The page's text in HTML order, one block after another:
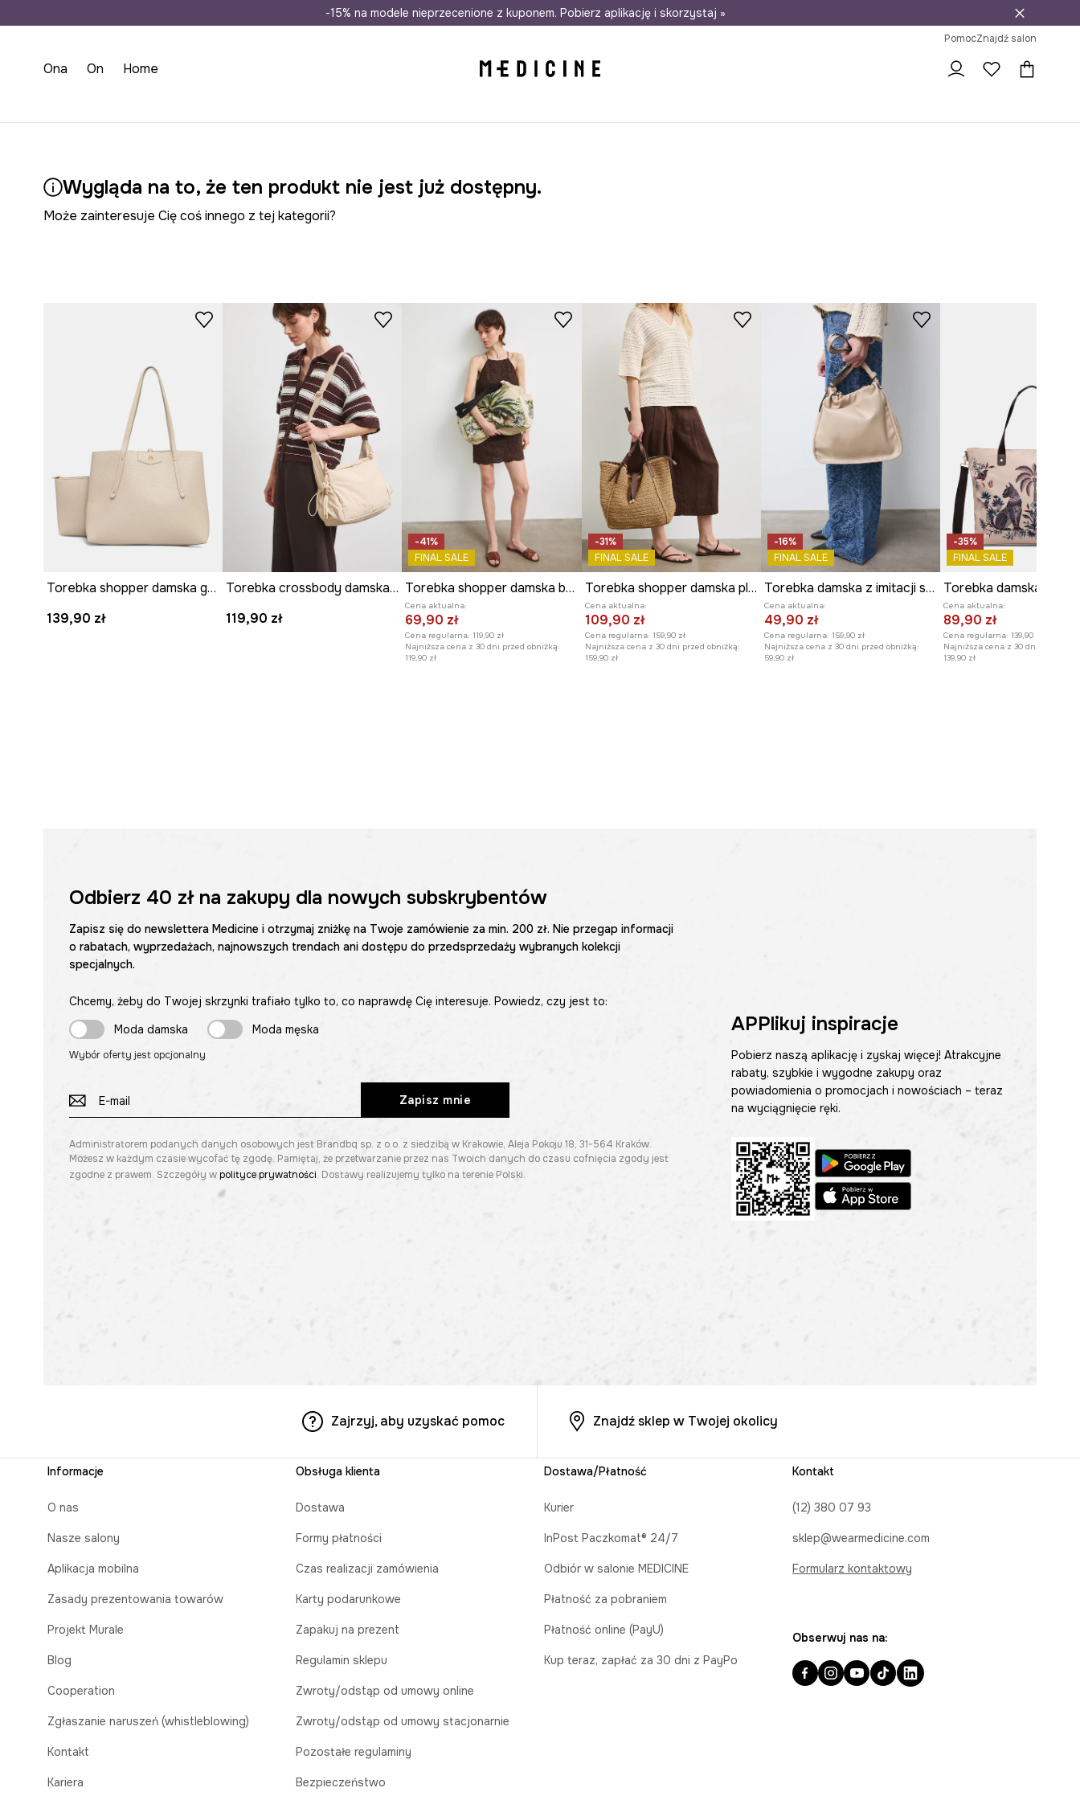
Wysyłka nawet w 24h Darmowa dostawa do salonów 30 dni na zwrot
-15% na modele nieprzecenione z kuponem. Pobierz aplikację i skorzystaj »
PomocZnajdź salon
Ona On Home
Wygląda na to, że ten produkt nie jest już dostępny.
Może zainteresuje Cię coś innego z tej kategorii?
Torebka shopper damska gładka
139,90 zł
Torebka crossbody damska z brelokiem
119,90 zł
-41%
FINAL SALE
Torebka shopper damska bawełniana z motywem roślinnym
Cena aktualna:
69,90 zł
Cena regularna: 119,90 zł
Najniższa cena z 30 dni przed obniżką:
119,90 zł
-31%
FINAL SALE
Torebka shopper damska pleciona
Cena aktualna:
109,90 zł
Cena regularna: 159,90 zł
Najniższa cena z 30 dni przed obniżką:
159,90 zł
-16%
FINAL SALE
Torebka damska z imitacji skóry
Cena aktualna:
49,90 zł
Cena regularna: 159,90 zł
Najniższa cena z 30 dni przed obniżką:
59,90 zł
-35%
FINAL SALE
Cena aktualna:
89,90 zł
Cena regularna: 139,90 zł
Najniższa cena z 30 dni przed
139,90 zł
Odbierz 40 złna zakupy dla nowych subskrybentów
Zapisz się do newslettera Medicine i otrzymaj zniżkę na Twoje zamówienie za min. 200 zł. Nie przegap informacji
o rabatach, wyprzedażach, najnowszych trendach ani dostępu do przedsprzedaży wybranych kolekcji
specjalnych.
Chcemy, żeby do Twojej skrzynki trafiało tylko to, co naprawdę Cię interesuje. Powiedz, czy jest to:
Moda damska
Moda męska
Wybór oferty jest opcjonalny
Zapisz mnie
Administratorem podanych danych osobowych jest Brandbq sp. z o.o. z siedzibą w Krakowie, Aleja Pokoju 18, 31-564 Kraków.
Możesz w każdym czasie wycofać tę zgodę. Pamiętaj, że przetwarzanie przez nas Twoich danych do czasu cofnięcia zgody jest
zgodne z prawem. Szczegóły wpolityce prywatności. Dostawy realizujemy tylko na terenie Polski.
APPlikuj inspiracje
Pobierz naszą aplikację i zyskaj więcej! Atrakcyjne
rabaty, szybkie i wygodne zakupy oraz
powiadomienia o promocjach i nowościach – teraz
na wyciągnięcie ręki.
Zajrzyj, aby uzyskać pomoc Znajdź sklep w Twojej okolicy
Informacje
O nas
Nasze salony
Aplikacja mobilna
Zasady prezentowania towarów
Projekt Murale
Blog
Cooperation
Zgłaszanie naruszeń (whistleblowing)
Kontakt
Kariera
Obsługa klienta
Dostawa
Formy płatności
Czas realizacji zamówienia
Karty podarunkowe
Zapakuj na prezent
Regulamin sklepu
Zwroty/odstąp od umowy online
Zwroty/odstąp od umowy stacjonarnie
Pozostałe regulaminy
Bezpieczeństwo
Dostawa/Płatność
Kurier
InPost Paczkomat® 24/7
Odbiór w salonie MEDICINE
Płatność za pobraniem
Płatność online (PayU)
Kup teraz, zapłać za 30 dni z PayPo
Kontakt
(12) 380 07 93
sklep@wearmedicine.com
Formularz kontaktowy
Obserwuj nas na: